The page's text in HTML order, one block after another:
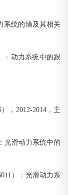
系统的熵及其相关
：动力系统中的跟
，2012-2014，主
光滑动力系统中的
）：光滑动力系